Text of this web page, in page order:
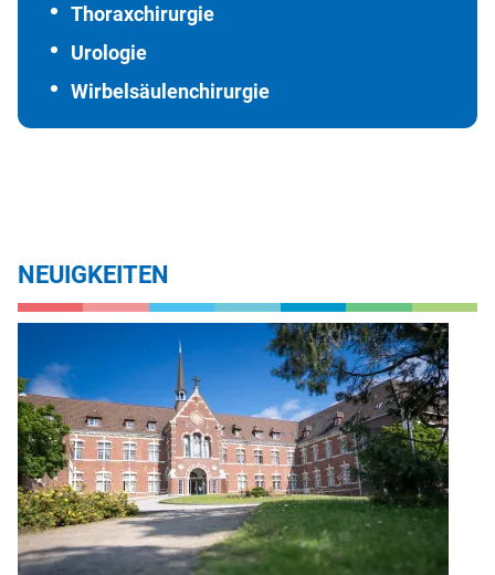
Thoraxchirurgie
Urologie
Wirbelsäulenchirurgie
NEUIGKEITEN